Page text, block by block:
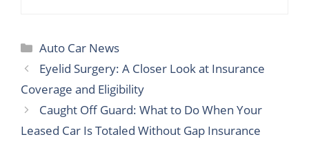
Categories
Auto Car News
Eyelid Surgery: A Closer Look at Insurance
Coverage and Eligibility
Caught Off Guard: What to Do When Your
Leased Car Is Totaled Without Gap Insurance